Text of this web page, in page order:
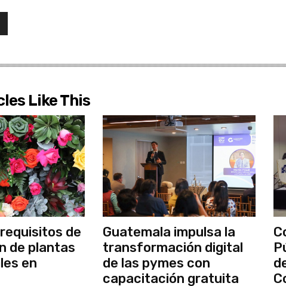
Like This
de
de plantas
en
Guatemala impulsa la
transformación digital
de las pymes con
capacitación gratuita